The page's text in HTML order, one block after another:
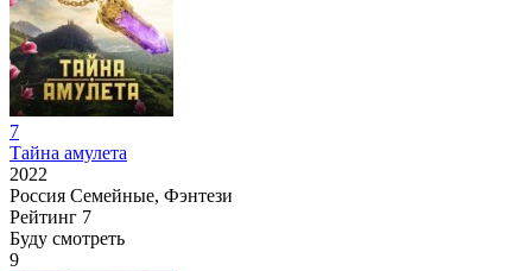
7
Тайна амулета
2022
Россия Семейные, Фэнтези
Рейтинг 7
Буду смотреть
9